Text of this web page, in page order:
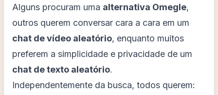
Alguns procuram uma alternativa Omegle,
outros querem conversar cara a cara em um
chat de vídeo aleatório, enquanto muitos
preferem a simplicidade e privacidade de um
chat de texto aleatório.
Independentemente da busca, todos querem: